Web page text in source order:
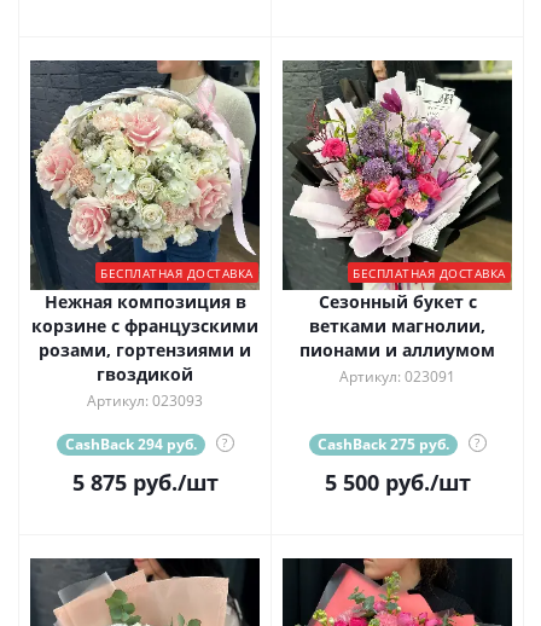
БЕСПЛАТНАЯ ДОСТАВКА
Нежная композиция в
корзине с французскими
розами, гортензиями и
гвоздикой
Артикул: 023093
CashBack 294 руб. ?
5 875руб./шт
БЕСПЛАТНАЯ ДОСТАВКА
Сезонный букет с
ветками магнолии,
пионами и аллиумом
Артикул: 023091
CashBack 275 руб. ?
5 500руб./шт